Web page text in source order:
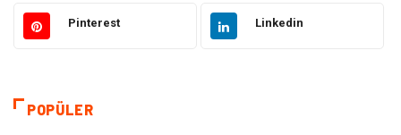
Güzellik & Bakım Otomotiv
Tatil
Pinterest Linkedin
POPÜLER